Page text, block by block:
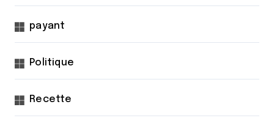
payant
Politique
Recette